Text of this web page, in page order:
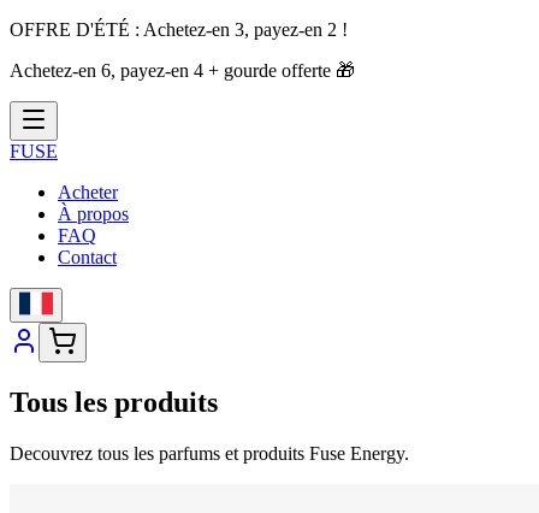
OFFRE D'ÉTÉ : Achetez-en 3, payez-en 2 !
Achetez-en 6, payez-en 4 + gourde offerte 🎁
FUSE
Acheter
À propos
FAQ
Contact
Tous les produits
Decouvrez tous les parfums et produits Fuse Energy.